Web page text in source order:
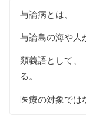
与論病とは、
与論島の海や人
類義語として、
る。
医療の対象では